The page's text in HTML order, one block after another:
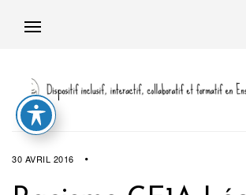
30 AVRIL 2016